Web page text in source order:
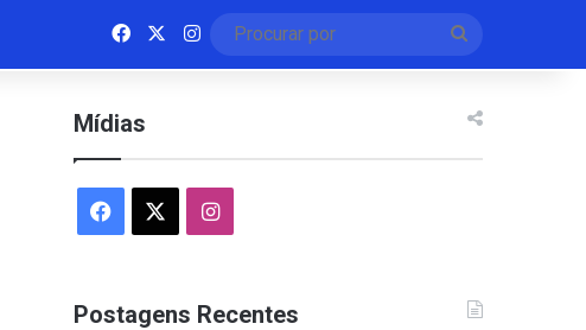
FacebookInstagram
por
Mídias
Facebook Instagram
Postagens Recentes